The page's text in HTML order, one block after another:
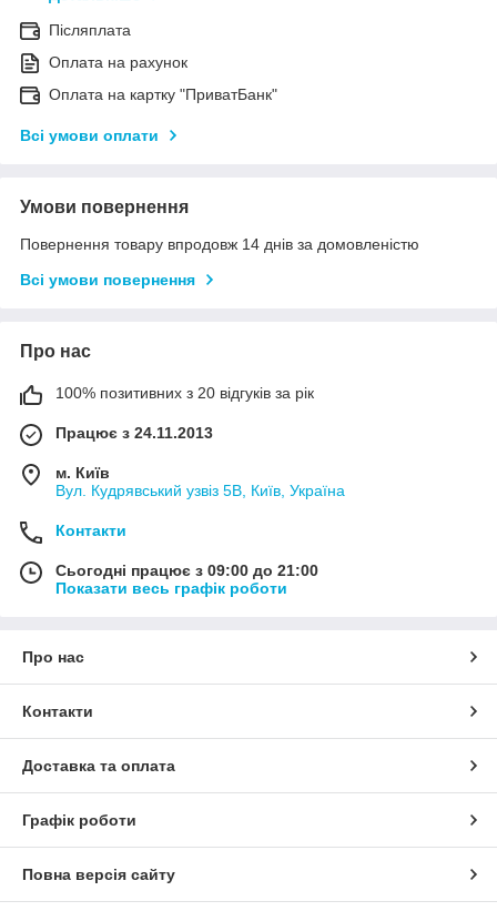
Післяплата
Оплата на рахунок
Оплата на картку "ПриватБанк"
Всі умови оплати
Умови повернення
Повернення товару впродовж 14 днів за домовленістю
Всі умови повернення
Про нас
100% позитивних з 20 відгуків за рік
Працює з 24.11.2013
м. Київ
Вул. Кудрявський узвіз 5В, Київ, Україна
Контакти
Сьогодні працює з 09:00 до 21:00
Показати весь графік роботи
Про нас
Контакти
Доставка та оплата
Графік роботи
Повна версія сайту